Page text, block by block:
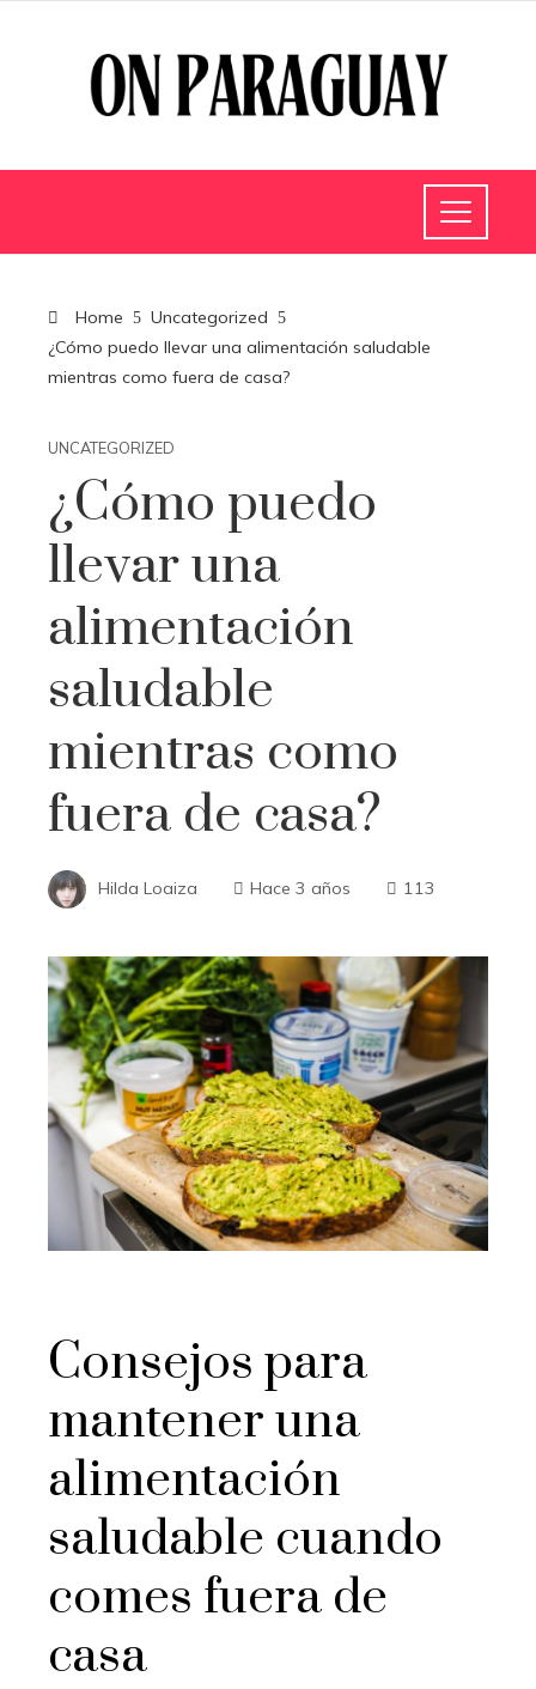
Home
Uncategorized
¿Cómo puedo llevar una alimentación saludable
mientras como fuera de casa?
UNCATEGORIZED
¿Cómo puedo
llevar una
alimentación
saludable
mientras como
fuera de casa?
Hilda Loaiza Hace 3 años 113
Consejos para
mantener una
alimentación
saludable cuando
comes fuera de
casa